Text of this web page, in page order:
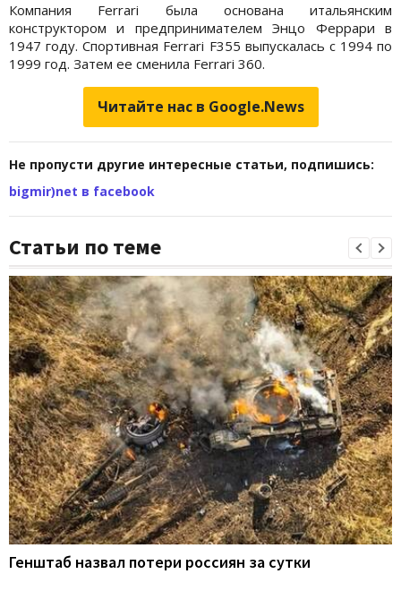
Компания Ferrari была основана итальянским
конструктором и предпринимателем Энцо Феррари в
1947 году. Спортивная Ferrari F355 выпускалась с 1994 по
1999 год. Затем ее сменила Ferrari 360.
Читайте нас в Google.News
Не пропусти другие интересные статьи, подпишись:
bigmir)net в facebook
Статьи по теме
Генштаб назвал потери россиян за сутки